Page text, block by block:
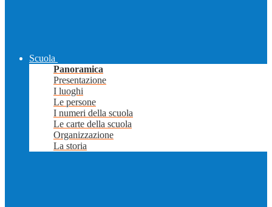
Scuola
Panoramica
Presentazione
I luoghi
Le persone
I numeri della scuola
Le carte della scuola
Organizzazione
La storia